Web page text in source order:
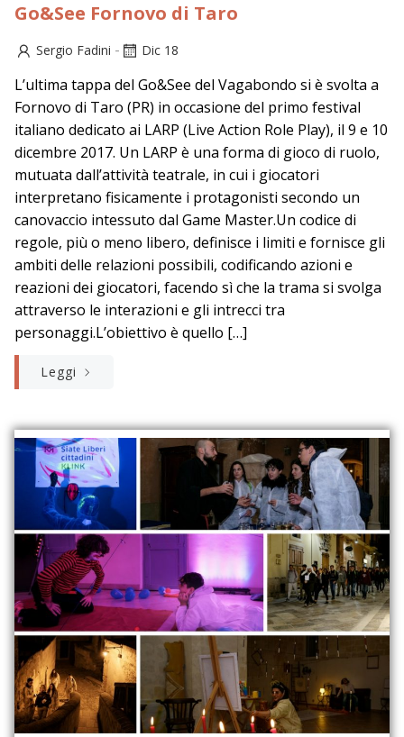
Go&See Fornovo di Taro
Sergio Fadini - Dic 18
L’ultima tappa del Go&See del Vagabondo si è svolta a
Fornovo di Taro (PR) in occasione del primo festival
italiano dedicato ai LARP (Live Action Role Play), il 9 e 10
dicembre 2017. Un LARP è una forma di gioco di ruolo,
mutuata dall’attività teatrale, in cui i giocatori
interpretano fisicamente i protagonisti secondo un
canovaccio intessuto dal Game Master.Un codice di
regole, più o meno libero, definisce i limiti e fornisce gli
ambiti delle relazioni possibili, codificando azioni e
reazioni dei giocatori, facendo sì che la trama si svolga
attraverso le interazioni e gli intrecci tra
personaggi.L’obiettivo è quello […]
Leggi